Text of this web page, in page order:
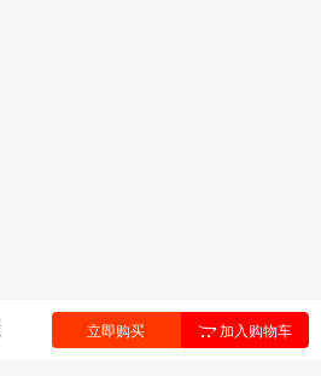
立即购买 加入购物车